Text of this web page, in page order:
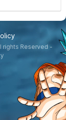
rights Reserved -